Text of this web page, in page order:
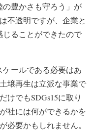
の豊かさも守ろう」が
不透明ですが、企業と
じることができたので
ケールである必要はあ
壌再生は立派な事業で
けでもSDGs15に取り
社には何ができるかを
必要かもしれません。